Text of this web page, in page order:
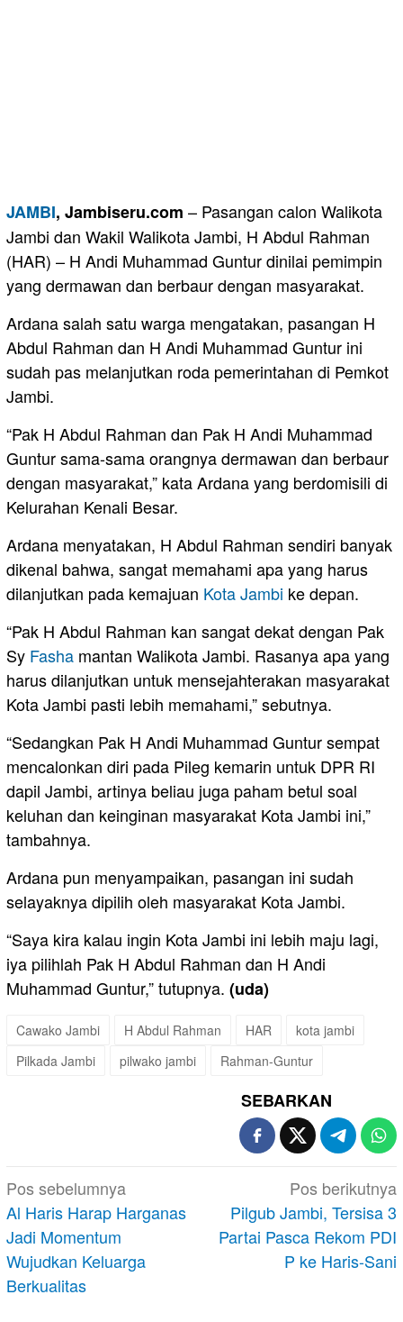
JAMBI, Jambiseru.com – Pasangan calon Walikota
Jambi dan Wakil Walikota Jambi, H Abdul Rahman
(HAR) – H Andi Muhammad Guntur dinilai pemimpin
yang dermawan dan berbaur dengan masyarakat.
Ardana salah satu warga mengatakan, pasangan H
Abdul Rahman dan H Andi Muhammad Guntur ini
sudah pas melanjutkan roda pemerintahan di Pemkot
Jambi.
“Pak H Abdul Rahman dan Pak H Andi Muhammad
Guntur sama-sama orangnya dermawan dan berbaur
dengan masyarakat,” kata Ardana yang berdomisili di
Kelurahan Kenali Besar.
Ardana menyatakan, H Abdul Rahman sendiri banyak
dikenal bahwa, sangat memahami apa yang harus
dilanjutkan pada kemajuan Kota Jambi ke depan.
“Pak H Abdul Rahman kan sangat dekat dengan Pak
Sy Fasha mantan Walikota Jambi. Rasanya apa yang
harus dilanjutkan untuk mensejahterakan masyarakat
Kota Jambi pasti lebih memahami,” sebutnya.
“Sedangkan Pak H Andi Muhammad Guntur sempat
mencalonkan diri pada Pileg kemarin untuk DPR RI
dapil Jambi, artinya beliau juga paham betul soal
keluhan dan keinginan masyarakat Kota Jambi ini,”
tambahnya.
Ardana pun menyampaikan, pasangan ini sudah
selayaknya dipilih oleh masyarakat Kota Jambi.
“Saya kira kalau ingin Kota Jambi ini lebih maju lagi,
iya pilihlah Pak H Abdul Rahman dan H Andi
Muhammad Guntur,” tutupnya. (uda)
Cawako Jambi H Abdul Rahman HAR
kota jambi
Pilkada Jambi
pilwako jambi Rahman-Guntur
SEBARKAN
Navigasi
pos
Pos sebelumnya
Al Haris Harap Harganas
Jadi Momentum
Wujudkan Keluarga
Berkualitas
Pos berikutnya
Pilgub Jambi, Tersisa 3
Partai Pasca Rekom PDI
P ke Haris-Sani